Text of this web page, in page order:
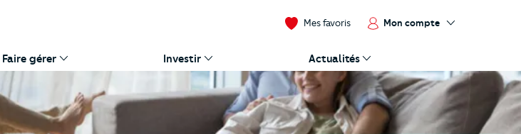
Mes favoris Mon compte
Faire gérer Investir Actualités